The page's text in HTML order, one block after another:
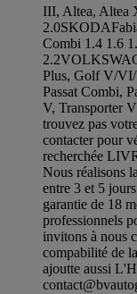
III, Altea, Altea
Combi 1.4 1.6
Plus, Golf V/VI/
Passat Combi,
V, Transporter
trouvez pas
contacter pour
recherchée
Nous réalisons
entre 3 et 5
garantie de 18
professionnels
invitons à nous
compabilité de
ajoutte aussi